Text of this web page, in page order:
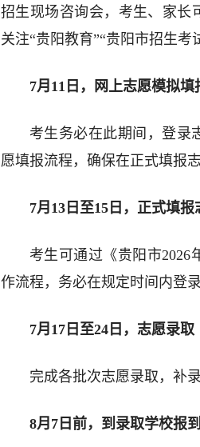
招生现场咨询会，考生、家长
关注“贵阳教育”“贵阳市招生考
7月11日，网上志愿模拟填
考生务必在此期间，登录
愿填报流程，确保在正式填报
7月13日至15日，正式填报
考生可通过《贵阳市
作流程，务必在规定时间内登
7月17日至24日，志愿录取
完成各批次志愿录取，补
8月7日前，到录取学校报到